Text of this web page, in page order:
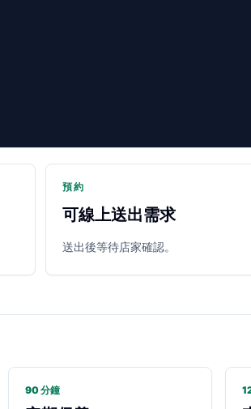
預約
可線上送出需求
送出後等待店家確認。
90 分鐘